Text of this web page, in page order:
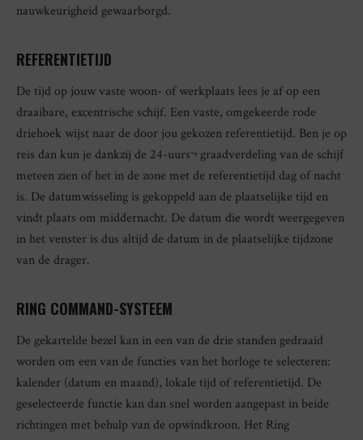
nauwkeurigheid gewaarborgd.
REFERENTIETIJD
De tijd op jouw vaste woon- of werkplaats lees je af op een
draaibare, excentrische schijf. Een vaste, omgekeerde rode
driehoek wijst naar de door jou gekozen referentietijd. Ben je op
reis dan kun je dankzij de 24-uurs¬ graadverdeling van de schijf
meteen zien of het in de zone met de referentietijd dag of nacht
is. De datumwisseling is gekoppeld aan de plaatselijke tijd en
vindt plaats om middernacht. De datum die wordt weergegeven
in het venster is dus altijd de datum in de plaatselijke tijdzone
van de drager.
RING COMMAND-SYSTEEM
De gekartelde bezel kan in een van de drie standen gedraaid
worden om een van de functies van het horloge te selecteren:
kalender (datum en maand), lokale tijd of referentietijd. De
geselecteerde functie kan dan snel worden aangepast in beide
richtingen met behulp van de opwindkroon. Het Ring